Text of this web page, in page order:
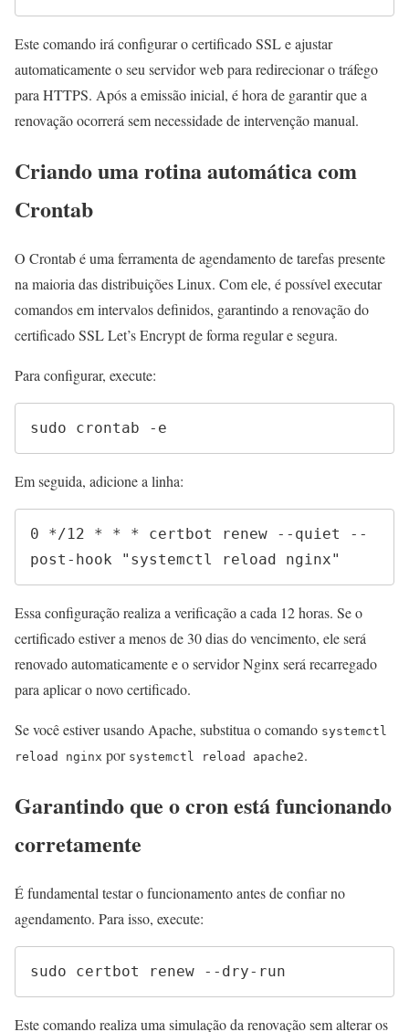
Este comando irá configurar o certificado SSL e ajustar
automaticamente o seu servidor web para redirecionar o tráfego
para HTTPS. Após a emissão inicial, é hora de garantir que a
renovação ocorrerá sem necessidade de intervenção manual.
Criando uma rotina automática com
Crontab
O Crontab é uma ferramenta de agendamento de tarefas presente
na maioria das distribuições Linux. Com ele, é possível executar
comandos em intervalos definidos, garantindo a renovação do
certificado SSL Let’s Encrypt de forma regular e segura.
Para configurar, execute:
sudo crontab -e
Em seguida, adicione a linha:
0 */12 * * * certbot renew --quiet --
post-hook "systemctl reload nginx"
Essa configuração realiza a verificação a cada 12 horas. Se o
certificado estiver a menos de 30 dias do vencimento, ele será
renovado automaticamente e o servidor Nginx será recarregado
para aplicar o novo certificado.
Se você estiver usando Apache, substitua o comando systemctl
reload nginx por systemctl reload apache2.
Garantindo que o cron está funcionando
corretamente
É fundamental testar o funcionamento antes de confiar no
agendamento. Para isso, execute:
sudo certbot renew --dry-run
Este comando realiza uma simulação da renovação sem alterar os